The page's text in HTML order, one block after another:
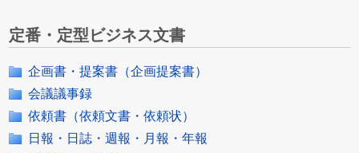
定番・定型ビジネス文書
企画書・提案書（企画提案書）
会議議事録
依頼書（依頼文書・依頼状）
日報・日誌・週報・月報・年報